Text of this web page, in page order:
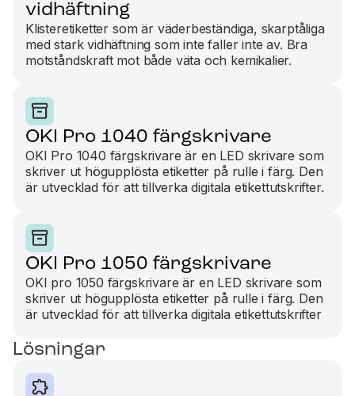
vidhäftning
Klisteretiketter som är väderbeständiga, skarptåliga
med stark vidhäftning som inte faller inte av. Bra
motståndskraft mot både väta och kemikalier.
OKI Pro 1040 färgskrivare
OKI Pro 1040 färgskrivare är en LED skrivare som
skriver ut högupplösta etiketter på rulle i färg. Den
är utvecklad för att tillverka digitala etikettutskrifter.
OKI Pro 1050 färgskrivare
OKI pro 1050 färgskrivare är en LED skrivare som
skriver ut högupplösta etiketter på rulle i färg. Den
är utvecklad för att tillverka digitala etikettutskrifter
Lösningar